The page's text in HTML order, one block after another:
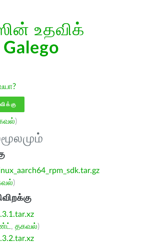
உதவிக்
Galego
)
)
, தகவல்)